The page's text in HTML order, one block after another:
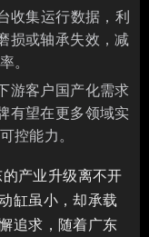
收集运行数据，利
损或轴承失效，减
。
游客户国产化需求
有望在更多领域实
控能力。
的产业升级离不开
缸虽小，却承载
追求，随着广东